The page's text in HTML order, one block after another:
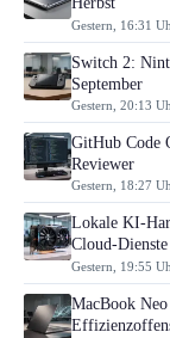
Gestern, 16:31
Switch 2:
September
Gestern, 20:13
GitHub Code
Reviewer
Gestern, 18:27
Lokale KI-
Cloud-Dienste
Gestern, 19:55
MacBook